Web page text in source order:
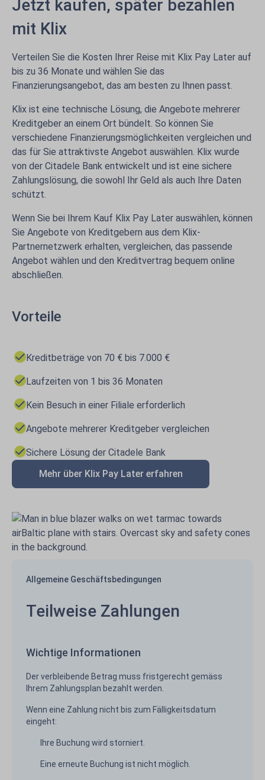
Jetzt kaufen, später bezahlen
mit Klix
Verteilen Sie die Kosten Ihrer Reise mit Klix Pay Later auf
bis zu 36 Monate und wählen Sie das
Finanzierungsangebot, das am besten zu Ihnen passt.
Klix ist eine technische Lösung, die Angebote mehrerer
Kreditgeber an einem Ort bündelt. So können Sie
verschiedene Finanzierungsmöglichkeiten vergleichen und
das für Sie attraktivste Angebot auswählen. Klix wurde
von der Citadele Bank entwickelt und ist eine sichere
Zahlungslösung, die sowohl Ihr Geld als auch Ihre Daten
schützt.
Wenn Sie bei Ihrem Kauf Klix Pay Later auswählen, können
Sie Angebote von Kreditgebern aus dem Klix-
Partnernetzwerk erhalten, vergleichen, das passende
Angebot wählen und den Kreditvertrag bequem online
abschließen.
Vorteile
Kreditbeträge von 70 € bis 7.000 €
Laufzeiten von 1 bis 36 Monaten
Kein Besuch in einer Filiale erforderlich
Angebote mehrerer Kreditgeber vergleichen
Sichere Lösung der Citadele Bank
Mehr über Klix Pay Later erfahren
Allgemeine Geschäftsbedingungen
Teilweise Zahlungen
Wichtige Informationen
Der verbleibende Betrag muss fristgerecht gemäss
Ihrem Zahlungsplan bezahlt werden.
Wenn eine Zahlung nicht bis zum Fälligkeitsdatum
eingeht:
Ihre Buchung wird storniert.
Eine erneute Buchung ist nicht möglich.